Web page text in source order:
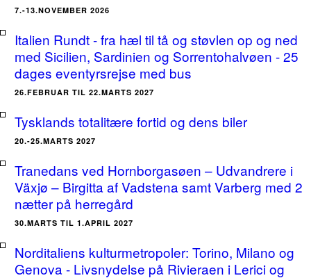
7.-13.NOVEMBER 2026
Italien Rundt - fra hæl til tå og støvlen op og ned
med Sicilien, Sardinien og Sorrentohalvøen - 25
dages eventyrsrejse med bus
26.FEBRUAR TIL 22.MARTS 2027
Tysklands totalitære fortid og dens biler
20.-25.MARTS 2027
Tranedans ved Hornborgasøen – Udvandrere i
Växjø – Birgitta af Vadstena samt Varberg med 2
nætter på herregård
30.MARTS TIL 1.APRIL 2027
Norditaliens kulturmetropoler: Torino, Milano og
Genova - Livsnydelse på Rivieraen i Lerici og